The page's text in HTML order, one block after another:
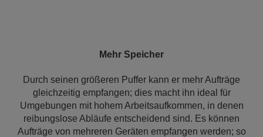
Mehr Speicher
Durch seinen größeren Puffer kann er mehr Aufträge
gleichzeitig empfangen; dies macht ihn ideal für
Umgebungen mit hohem Arbeitsaufkommen, in denen
reibungslose Abläufe entscheidend sind. Es können
Aufträge von mehreren Geräten empfangen werden; so